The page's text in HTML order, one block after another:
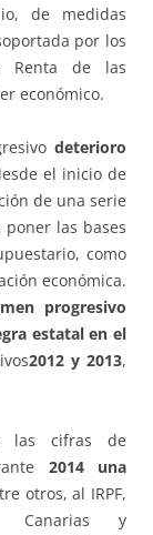
de medidas
por los
Renta de las
económico.
deterioro
el inicio de
de una serie
las bases
como
económica.
progresivo
estatal en el
2012 y 2013,
las cifras de
2014 una
otros, al IRPF,
Canarias y